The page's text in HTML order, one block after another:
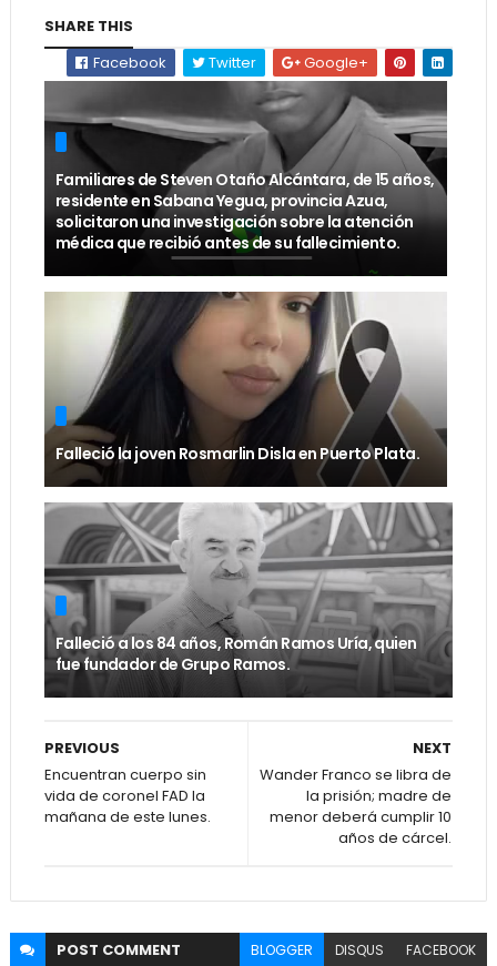
SHARE THIS
Facebook
Twitter Google+
Familiares de Steven Otaño Alcántara, de 15 años,
residente en Sabana Yegua, provincia Azua,
solicitaron una investigación sobre la atención
médica que recibió antes de su fallecimiento.
Falleció la joven Rosmarlin Disla en Puerto Plata.
Falleció a los 84 años, Román Ramos Uría, quien
fue fundador de Grupo Ramos.
NEXT
Wander Franco se libra de
la prisión; madre de
menor deberá cumplir 10
años de cárcel.
PREVIOUS
Encuentran cuerpo sin
vida de coronel FAD la
mañana de este lunes.
POST COMMENT BLOGGER DISQUS FACEBOOK